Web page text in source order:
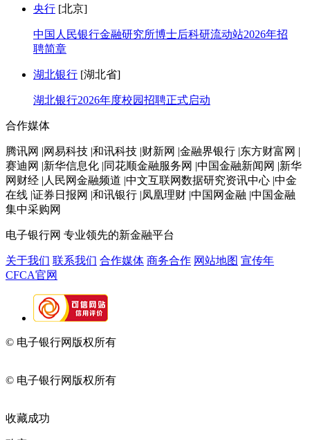
央行 [北京]
中国人民银行金融研究所博士后科研流动站2026年招
聘简章
湖北银行 [湖北省]
湖北银行2026年度校园招聘正式启动
合作媒体
腾讯网 |网易科技 |和讯科技 |财新网 |金融界银行 |东方财富网 |
赛迪网 |新华信息化 |同花顺金融服务网 |中国金融新闻网 |新华
网财经 |人民网金融频道 |中文互联网数据研究资讯中心 |中金
在线 |证券日报网 |和讯银行 |凤凰理财 |中国网金融 |中国金融
集中采购网
电子银行网 专业领先的新金融平台
关于我们 联系我们 合作媒体 商务合作 网站地图 宣传年
CFCA官网
© 电子银行网版权所有
© 电子银行网版权所有
收藏成功